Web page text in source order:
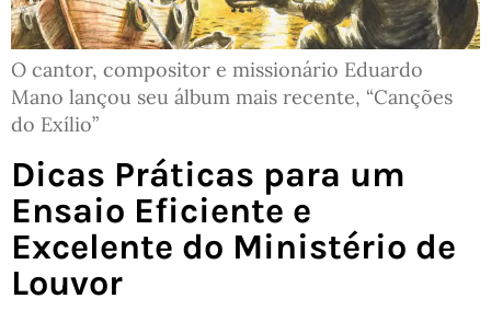
O cantor, compositor e missionário Eduardo
Mano lançou seu álbum mais recente, “Canções
do Exílio”
Dicas Práticas para um
Ensaio Eficiente e
Excelente do Ministério de
Louvor